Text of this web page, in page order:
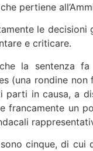
pertiene
le
e criticare.
la sentenza
(una rondine
parti in causa, a
francamente un
cinque, di cui